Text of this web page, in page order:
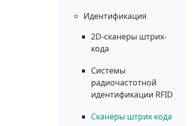
Идентификация
2D-сканеры штрих-
кода
Системы
радиочастотной
идентификации RFID
Сканеры штрих кода